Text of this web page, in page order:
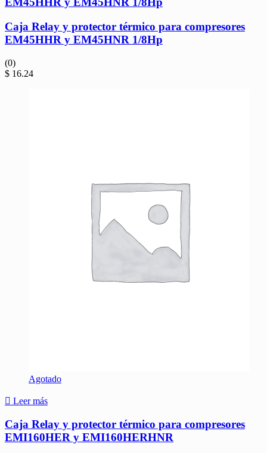
Caja Relay y protector térmico para compresores
EM45HHR y EM45HNR 1/8Hp
(0)
$ 16.24
Agotado
Leer más
Caja Relay y protector térmico para compresores
EMI160HER y EMI160HERHNR